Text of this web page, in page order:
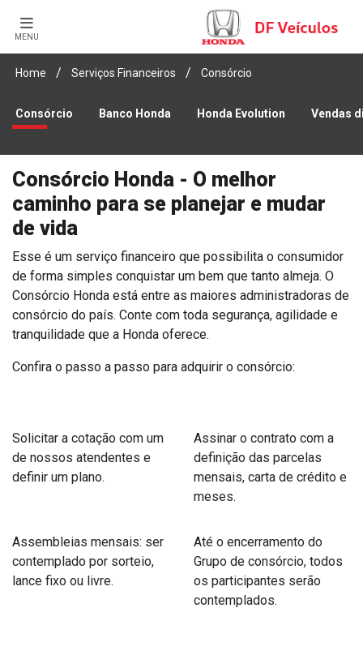
MENU
Home Serviços Financeiros Consórcio
Banco Honda
Consórcio Honda Evolution Vendas
Consórcio Honda - O melhor
caminho para se planejar e mudar
de vida
Esse é um serviço financeiro que possibilita o consumidor
de forma simples conquistar um bem que tanto almeja. O
Consórcio Honda está entre as maiores administradoras de
consórcio do país. Conte com toda segurança, agilidade e
tranquilidade que a Honda oferece.
Confira o passo a passo para adquirir o consórcio:
Solicitar a cotação com um
de nossos atendentes e
definir um plano.
Assinar o contrato com a
definição das parcelas
mensais, carta de crédito e
meses.
Assembleias mensais: ser
contemplado por sorteio,
lance fixo ou livre.
Até o encerramento do
Grupo de consórcio, todos
os participantes serão
contemplados.